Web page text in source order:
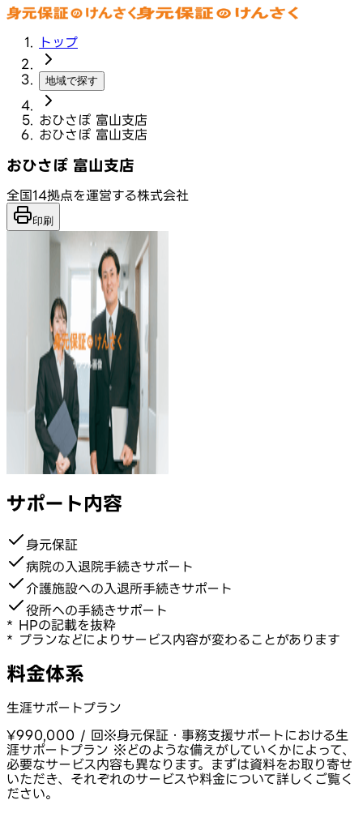
トップ
地域で探す
おひさぽ 富山支店
おひさぽ 富山支店
おひさぽ 富山支店
全国14拠点を運営する株式会社
印刷
サポート内容
身元保証
病院の入退院手続きサポート
介護施設への入退所手続きサポート
役所への手続きサポート
* HPの記載を抜粋
* プランなどによりサービス内容が変わることがあります
料金体系
生涯サポートプラン
¥990,000 / 回※身元保証・事務支援サポートにおける生
涯サポートプラン ※どのような備えがしていくかによって、
必要なサービス内容も異なります。まずは資料をお取り寄せ
いただき、それぞれのサービスや料金について詳しくご覧く
ださい。